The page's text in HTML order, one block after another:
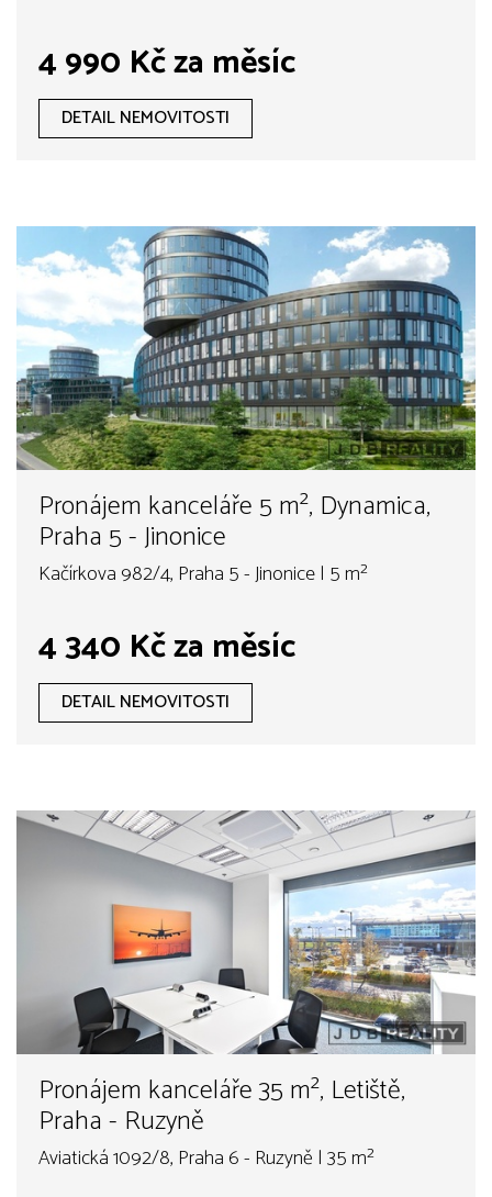
4 990 Kč za měsíc
DETAIL NEMOVITOSTI
Pronájem kanceláře 5 m², Dynamica,
Praha 5 - Jinonice
Kačírkova 982/4, Praha 5 - Jinonice | 5 m²
4 340 Kč za měsíc
DETAIL NEMOVITOSTI
Pronájem kanceláře 35 m², Letiště,
Praha - Ruzyně
Aviatická 1092/8, Praha 6 - Ruzyně | 35 m²